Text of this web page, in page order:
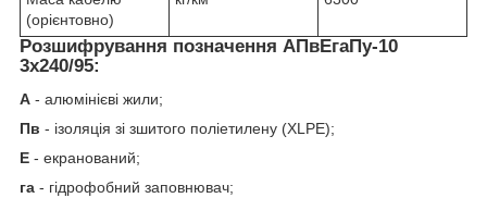
(орієнтовно)
Розшифрування позначення АПвЕгаПу‑10
3х240/95:
А - алюмінієві жили;
Пв - ізоляція зі зшитого поліетилену (XLPE);
Е - екранований;
га - гідрофобний заповнювач;